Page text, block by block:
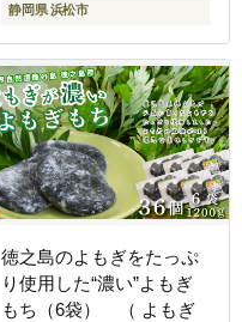
ルメ 特産品 名産品 銘菓
冷凍 静岡県浜松市 浜松
静岡県 浜松市
徳之島のよもぎをたっぷ
り使用した“濃い”よもぎ
もち（6袋） （ よもぎ